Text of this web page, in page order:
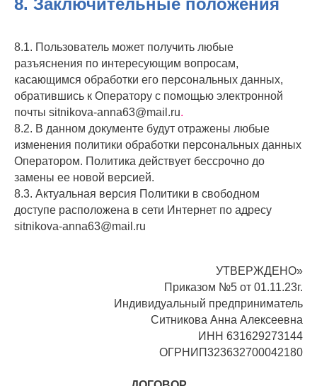
8. Заключительные положения
8.1. Пользователь может получить любые
разъяснения по интересующим вопросам,
касающимся обработки его персональных данных,
обратившись к Оператору с помощью электронной
почты sitnikova-anna63@mail.ru.
8.2. В данном документе будут отражены любые
изменения политики обработки персональных данных
Оператором. Политика действует бессрочно до
замены ее новой версией.
8.3. Актуальная версия Политики в свободном
доступе расположена в сети Интернет по адресу
sitnikova-anna63@mail.ru
УТВЕРЖДЕНО»
Приказом №5 от 01.11.23г.
Индивидуальный предприниматель
Ситникова Анна Алексеевна
ИНН 631629273144
ОГРНИП323632700042180